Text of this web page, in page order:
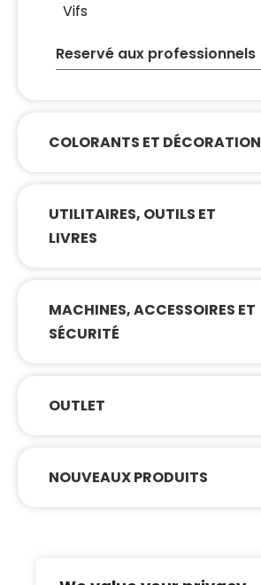
Vifs
Reservé aux professionnels
COLORANTS ET DÉCORATION
UTILITAIRES, OUTILS ET
LIVRES
MACHINES, ACCESSOIRES ET
SÉCURITÉ
OUTLET
NOUVEAUX PRODUITS